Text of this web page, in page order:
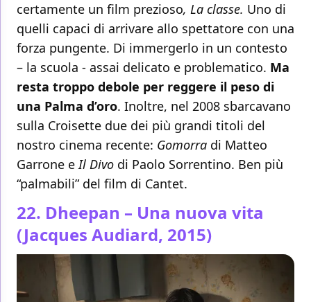
certamente un film prezioso, La classe. Uno di
quelli capaci di arrivare allo spettatore con una
forza pungente. Di immergerlo in un contesto
– la scuola - assai delicato e problematico. Ma
resta troppo debole per reggere il peso di
una Palma d’oro. Inoltre, nel 2008 sbarcavano
sulla Croisette due dei più grandi titoli del
nostro cinema recente: Gomorra di Matteo
Garrone eIl Divo di Paolo Sorrentino. Ben più
“palmabili” del film di Cantet.
22. Dheepan – Una nuova vita
(Jacques Audiard, 2015)